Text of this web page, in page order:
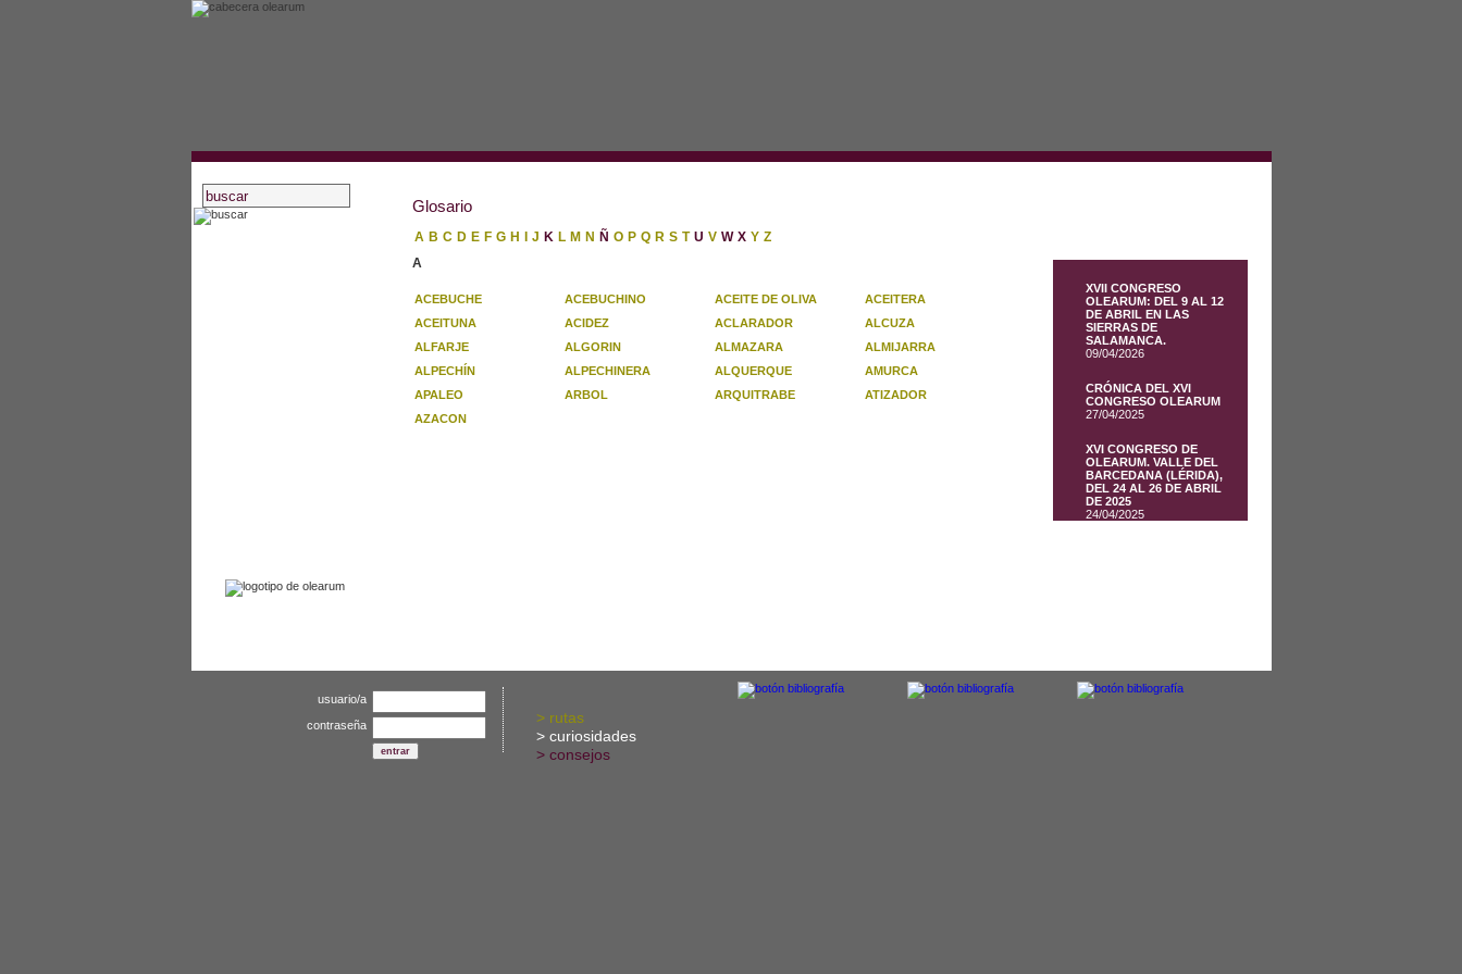
Glosario
A B C D E F G H J K L M N Ñ O P Q R S T U V W X Y Z
A
ACEBUCHE ACEBUCHINO ACEITE DE OLIVA
ACEITERA
ACEITUNA
ACIDEZ ACLARADOR
ALCUZA
ALFARJE
ALGORIN ALMAZARA
ALMIJARRA
ALPECHÍN
ALPECHINERA ALQUERQUE
AMURCA
APALEO
ARBOL ARQUITRABE
ATIZADOR
AZACON
XVII CONGRESO
OLEARUM: DEL 9 AL 12
DE ABRIL EN LAS
SIERRAS DE
SALAMANCA.
09/04/2026
CRÓNICA DEL XVI
CONGRESO OLEARUM
27/04/2025
XVI CONGRESO DE
OLEARUM. VALLE DEL
BARCEDANA (LÉRIDA),
DEL 24 AL 26 DE ABRIL
DE 2025
24/04/2025
usuario/a
contraseña
> rutas
> curiosidades
> consejos